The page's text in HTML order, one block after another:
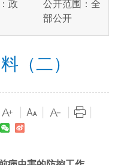
政
公开范围：全
部公开
（二）